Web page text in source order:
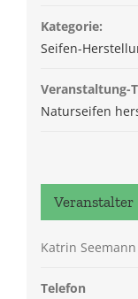
Kategorie:
Seifen-
Veranstaltung-
Naturseifen
Veranstalter
Katrin
Telefon